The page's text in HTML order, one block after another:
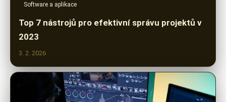
Software a aplikace
Top 7 nástrojů pro efektivní správu projektů v
2023
3. 2. 2026